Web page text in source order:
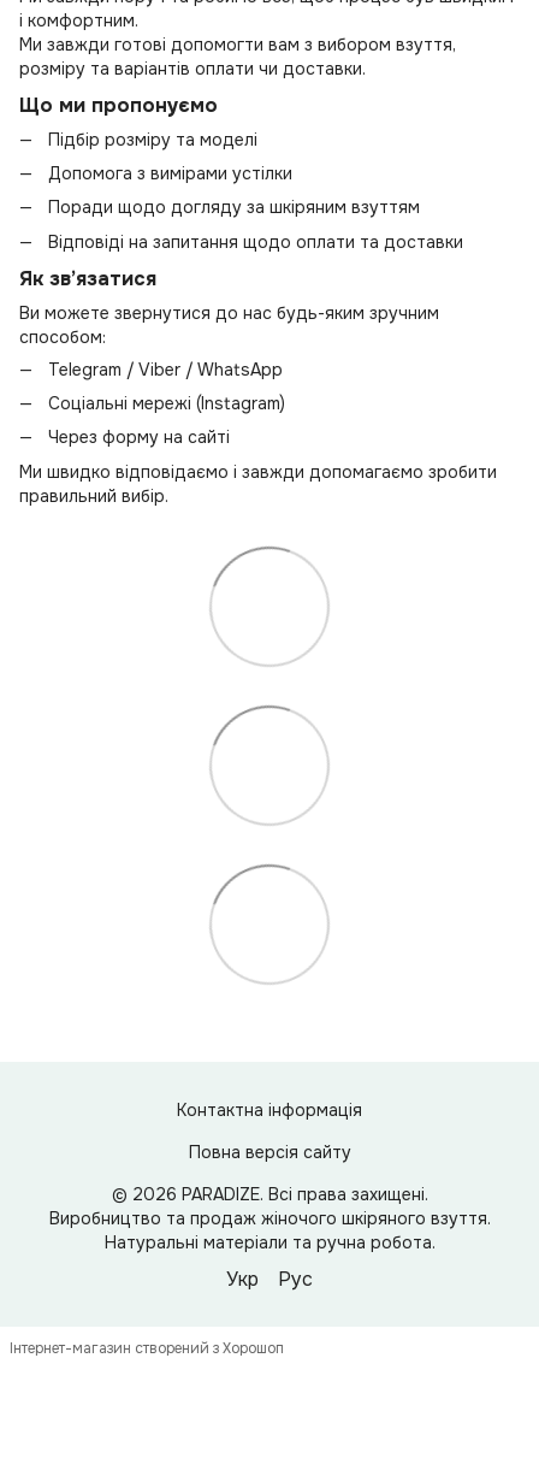
і комфортним.
Ми завжди готові допомогти вам з вибором взуття,
розміру та варіантів оплати чи доставки.
Що ми пропонуємо
Підбір розміру та моделі
Допомога з вимірами устілки
Поради щодо догляду за шкіряним взуттям
Відповіді на запитання щодо оплати та доставки
Як зв’язатися
Ви можете звернутися до нас будь-яким зручним
способом:
Telegram / Viber / WhatsApp
Соціальні мережі (Instagram)
Через форму на сайті
Ми швидко відповідаємо і завжди допомагаємо зробити
правильний вибір.
Контактна інформація
Повна версія сайту
© 2026 PARADIZE. Всі права захищені.
Виробництво та продаж жіночого шкіряного взуття.
Натуральні матеріали та ручна робота.
Укр Рус
Інтернет-магазин створений з Хорошоп